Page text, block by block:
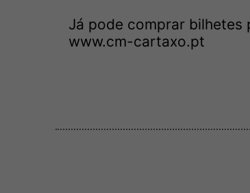
Já pode comprar bilhetes
www.cm-cartaxo.pt